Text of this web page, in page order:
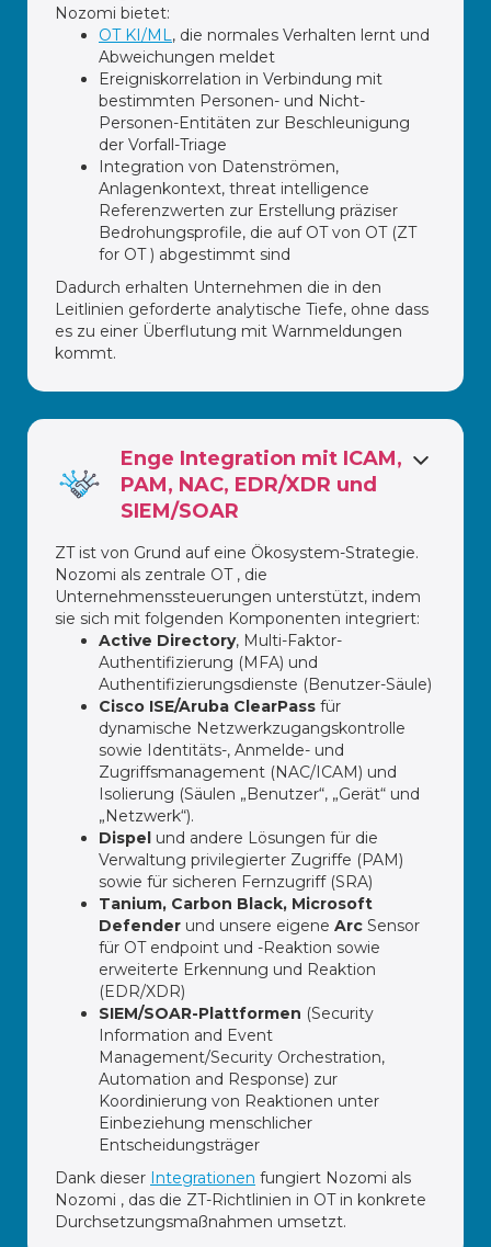
Nozomi bietet:
OT KI/ML, die normales Verhalten lernt und
Abweichungen meldet
Ereigniskorrelation in Verbindung mit
bestimmten Personen- und Nicht-
Personen-Entitäten zur Beschleunigung
der Vorfall-Triage
Integration von Datenströmen,
Anlagenkontext, threat intelligence
Referenzwerten zur Erstellung präziser
Bedrohungsprofile, die auf OT von OT (ZT
for OT ) abgestimmt sind
Dadurch erhalten Unternehmen die in den
Leitlinien geforderte analytische Tiefe, ohne dass
es zu einer Überflutung mit Warnmeldungen
kommt.
Enge Integration mit ICAM,
PAM, NAC, EDR/XDR und
SIEM/SOAR
ZT ist von Grund auf eine Ökosystem-Strategie.
Nozomi als zentrale OT , die
Unternehmenssteuerungen unterstützt, indem
sie sich mit folgenden Komponenten integriert:
Active Directory, Multi-Faktor-
Authentifizierung (MFA) und
Authentifizierungsdienste (Benutzer-Säule)
Cisco ISE/Aruba ClearPass für
dynamische Netzwerkzugangskontrolle
sowie Identitäts-, Anmelde- und
Zugriffsmanagement (NAC/ICAM) und
Isolierung (Säulen „Benutzer“, „Gerät“ und
„Netzwerk“).
Dispel und andere Lösungen für die
Verwaltung privilegierter Zugriffe (PAM)
sowie für sicheren Fernzugriff (SRA)
Tanium, Carbon Black, Microsoft
Defender und unsere eigene Arc Sensor
für OT endpoint und -Reaktion sowie
erweiterte Erkennung und Reaktion
(EDR/XDR)
SIEM/SOAR-Plattformen (Security
Information and Event
Management/Security Orchestration,
Automation and Response) zur
Koordinierung von Reaktionen unter
Einbeziehung menschlicher
Entscheidungsträger
Dank dieser Integrationen fungiert Nozomi als
Nozomi , das die ZT-Richtlinien in OT in konkrete
Durchsetzungsmaßnahmen umsetzt.